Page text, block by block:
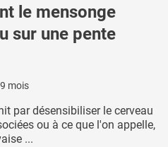
le mensonge
sur une pente
mois
par désensibiliser le cerveau
ou à ce que l'on appelle,
...